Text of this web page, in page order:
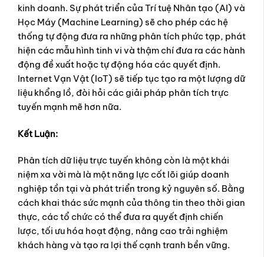
kinh doanh. Sự phát triển của Trí tuệ Nhân tạo (AI) và
Học Máy (Machine Learning) sẽ cho phép các hệ
thống tự động đưa ra những phân tích phức tạp, phát
hiện các mẫu hình tinh vi và thậm chí đưa ra các hành
động đề xuất hoặc tự động hóa các quyết định.
Internet Vạn Vật (IoT) sẽ tiếp tục tạo ra một lượng dữ
liệu khổng lồ, đòi hỏi các giải pháp phân tích trực
tuyến mạnh mẽ hơn nữa.
Kết Luận:
Phân tích dữ liệu trực tuyến không còn là một khái
niệm xa vời mà là một năng lực cốt lõi giúp doanh
nghiệp tồn tại và phát triển trong kỷ nguyên số. Bằng
cách khai thác sức mạnh của thông tin theo thời gian
thực, các tổ chức có thể đưa ra quyết định chiến
lược, tối ưu hóa hoạt động, nâng cao trải nghiệm
khách hàng và tạo ra lợi thế cạnh tranh bền vững.